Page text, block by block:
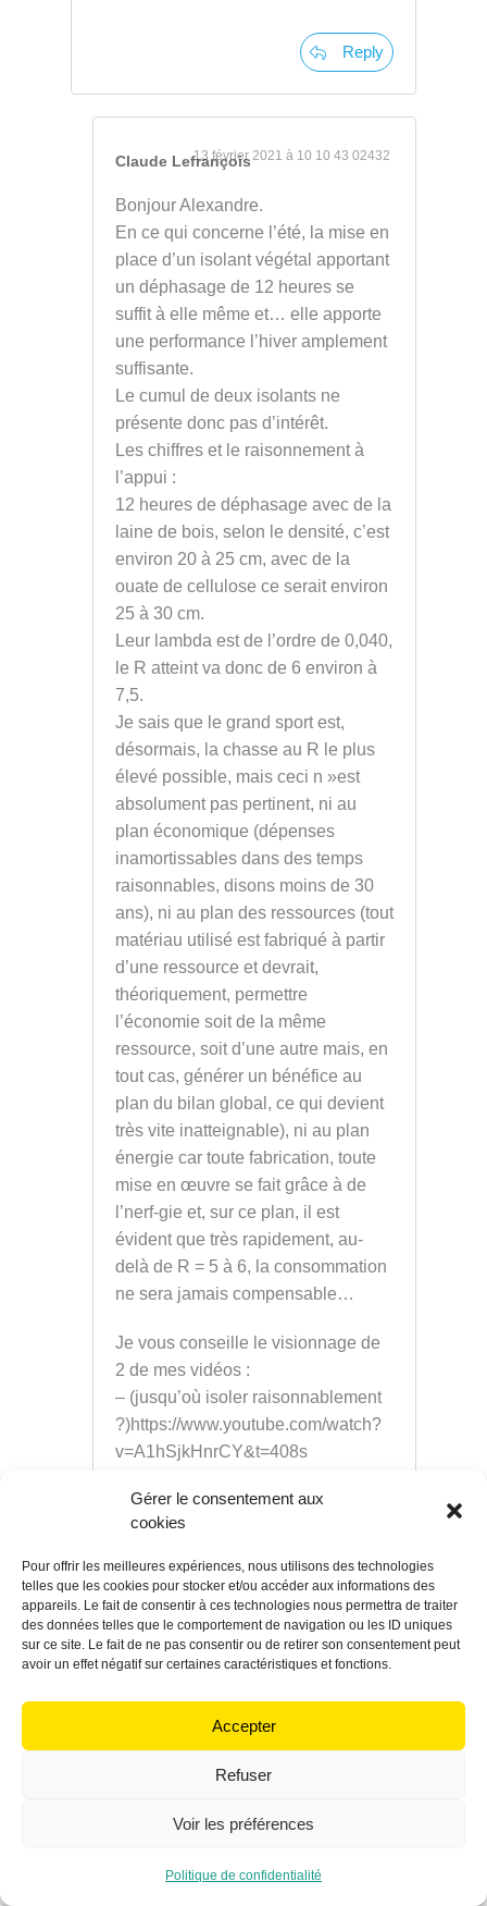
Gérer le consentement aux
cookies
Pour offrir les meilleures expériences, nous utilisons des technologies
telles que les cookies pour stocker et/ou accéder aux informations des
appareils. Le fait de consentir à ces technologies nous permettra de traiter
des données telles que le comportement de navigation ou les ID uniques
sur ce site. Le fait de ne pas consentir ou de retirer son consentement peut
avoir un effet négatif sur certaines caractéristiques et fonctions.
Accepter
Refuser
Voir les préférences
Politique de confidentialité
Reply
Claude Lefrançois13 février 2021 à 10 10 43 02432
Bonjour Alexandre.
En ce qui concerne l’été, la mise en
place d’un isolant végétal apportant
un déphasage de 12 heures se
suffit à elle même et… elle apporte
une performance l’hiver amplement
suffisante.
Le cumul de deux isolants ne
présente donc pas d’intérêt.
Les chiffres et le raisonnement à
l’appui :
12 heures de déphasage avec de la
laine de bois, selon le densité, c’est
environ 20 à 25 cm, avec de la
ouate de cellulose ce serait environ
25 à 30 cm.
Leur lambda est de l’ordre de 0,040,
le R atteint va donc de 6 environ à
7,5.
Je sais que le grand sport est,
désormais, la chasse au R le plus
élevé possible, mais ceci n »est
absolument pas pertinent, ni au
plan économique (dépenses
inamortissables dans des temps
raisonnables, disons moins de 30
ans), ni au plan des ressources (tout
matériau utilisé est fabriqué à partir
d’une ressource et devrait,
théoriquement, permettre
l’économie soit de la même
ressource, soit d’une autre mais, en
tout cas, générer un bénéfice au
plan du bilan global, ce qui devient
très vite inatteignable), ni au plan
énergie car toute fabrication, toute
mise en œuvre se fait grâce à de
l’nerf-gie et, sur ce plan, il est
évident que très rapidement, au-
delà de R = 5 à 6, la consommation
ne sera jamais compensable…
Je vous conseille le visionnage de
2 de mes vidéos :
– (jusqu’où isoler raisonnablement
?)https://www.youtube.com/watch?
v=A1hSjkHnrCY&t=408s
d'(isolation)https://www.youtube.co
m/watch?v=QbI-SD8X0IA&t=310s
Reply
30 avril 2021 à 9 09 17 04174
Bonjour,
complet, MERCI.
certain, il faut prendre en compte